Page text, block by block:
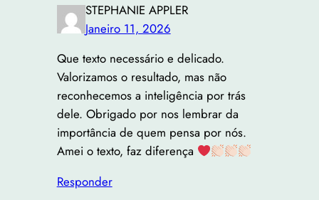
STEPHANIE APPLER
Janeiro 11, 2026
Que texto necessário e delicado.
Valorizamos o resultado, mas não
reconhecemos a inteligência por trás
dele. Obrigado por nos lembrar da
importância de quem pensa por nós.
Amei o texto, faz diferença
Responder